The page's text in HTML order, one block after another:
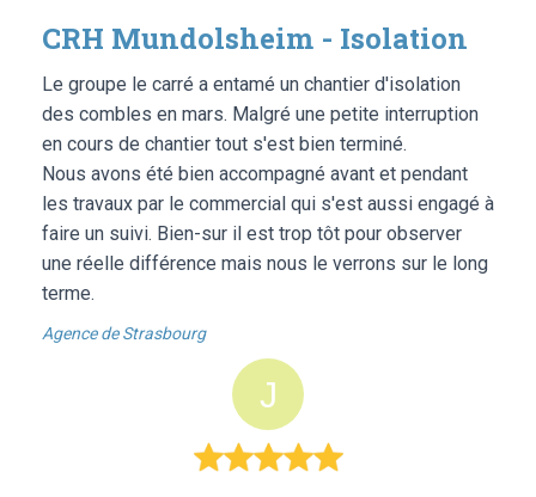
CRH Mundolsheim - Isolation
Le groupe le carré a entamé un chantier d'isolation
des combles en mars. Malgré une petite interruption
en cours de chantier tout s'est bien terminé.
Nous avons été bien accompagné avant et pendant
les travaux par le commercial qui s'est aussi engagé à
faire un suivi. Bien-sur il est trop tôt pour observer
une réelle différence mais nous le verrons sur le long
terme.
Agence de Strasbourg